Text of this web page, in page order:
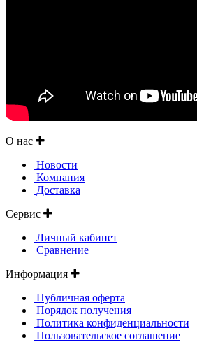
О нас
Новости
Компания
Доставка
Сервис
Личный кабинет
Сравнение
Информация
Публичная оферта
Порядок получения
Политика конфиденциальности
Пользовательское соглашение